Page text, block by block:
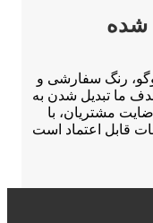
شده
رنگ سفارشی و
ما تبدیل شدن به
مشتریان، با